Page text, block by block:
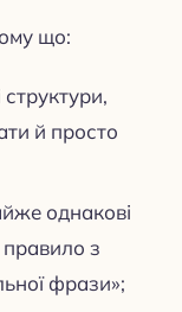
що:
й просто
однакові
з
фрази»;